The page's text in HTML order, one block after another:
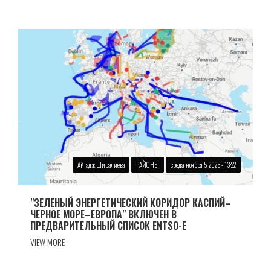
Айтадж Ширалиева РАЙОНЫ среда, ноября 5, 2025 - 13:22
"ЗЕЛЕНЫЙ ЭНЕРГЕТИЧЕСКИЙ КОРИДОР КАСПИЙ–
ЧЕРНОЕ МОРЕ–ЕВРОПА" ВКЛЮЧЕН В
ПРЕДВАРИТЕЛЬНЫЙ СПИСОК ENTSO-E
VIEW MORE